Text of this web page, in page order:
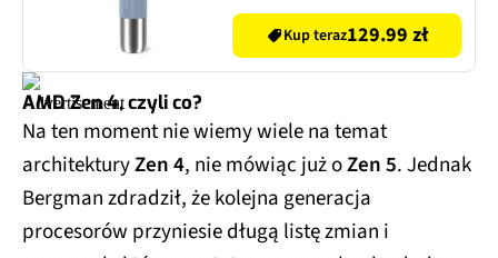
Kup teraz129.99 zł
AMD Zen 4, czyli co?
Na ten moment nie wiemy wiele na temat
architekturyZen 4, nie mówiąc już oZen 5. Jednak
Bergman zdradził, że kolejna generacja
procesorów przyniesie długą listę zmian i